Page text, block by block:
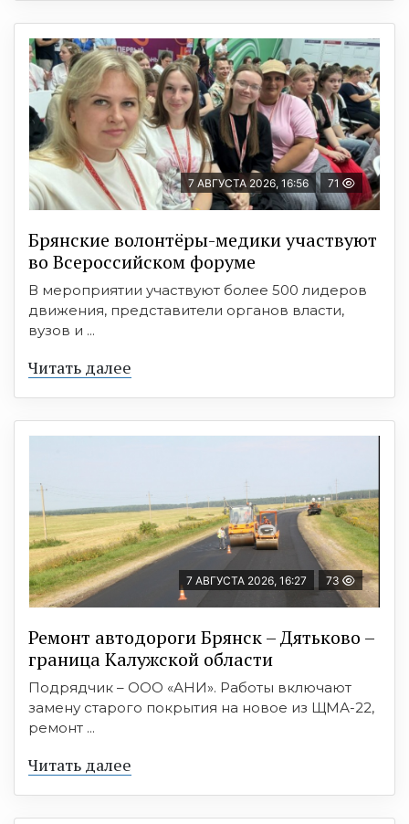
7 АВГУСТА 2026, 16:56 71
Брянские волонтёры-медики участвуют
во Всероссийском форуме
В мероприятии участвуют более 500 лидеров
движения, представители органов власти,
вузов и ...
Читать далее
7 АВГУСТА 2026, 16:27 73
Ремонт автодороги Брянск – Дятьково –
граница Калужской области
Подрядчик – ООО «АНИ». Работы включают
замену старого покрытия на новое из ЩМА-22,
ремонт ...
Читать далее